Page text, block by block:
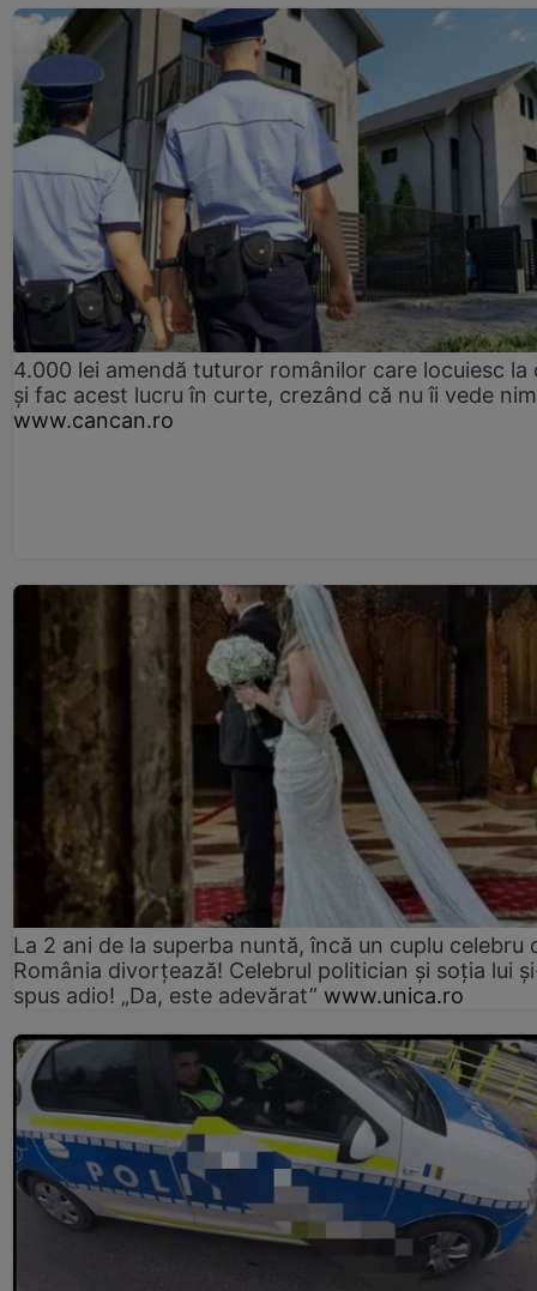
4.000 lei amendă tuturor românilor care locuiesc la
și fac acest lucru în curte, crezând că nu îi vede
www.cancan.ro
La 2 ani de la superba nuntă, încă un cuplu celebru
România divorțează! Celebrul politician și soția lui
spus adio! „Da, este adevărat” www.unica.ro